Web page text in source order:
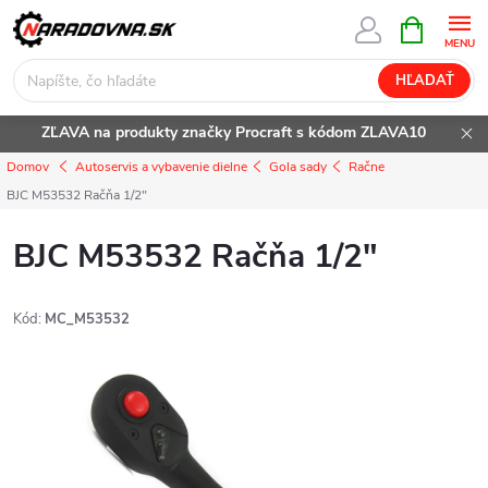
Prejsť
na
obsah
HĽADAŤ
KOŠÍK
ZĽAVA na produkty značky Procraft s kódom ZLAVA10
Domov Autoservis a vybavenie dielne Gola sady
Račne
BJC M53532 Račňa 1/2"
BJC M53532 Račňa 1/2"
Kód: MC_M53532